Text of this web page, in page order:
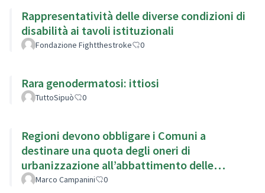
Rappresentatività delle diverse condizioni di
disabilità ai tavoli istituzionali
Fondazione Fightthestroke 0
Rara genodermatosi: ittiosi
TuttoSipuò 0
Regioni devono obbligare i Comuni a
destinare una quota degli oneri di
urbanizzazione all’abbattimento delle
barriere architettoniche.
Marco Campanini 0